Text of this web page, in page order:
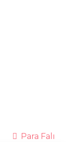
Para Falı